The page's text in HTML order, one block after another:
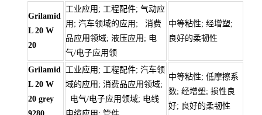
Grilamid
L 20 W
20
工业应用; 工程配件; 气动应
用; 汽车领域的应用; 消费
品应用领域; 液压应用; 电
气/电子应用领
中等粘性; 经增塑;
良好的柔韧性
Grilamid
L 20 W
20 grey
工业应用; 工程配件; 汽车领
域的应用; 消费品应用领域;
电气/电子应用领域; 电线
中等粘性; 低摩擦系
数; 经增塑; 损性良
好; 良好的柔韧性